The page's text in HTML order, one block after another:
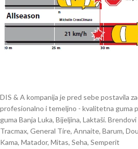
DIS & A kompanija je pred sebe postavila
profesionalno i temeljno - kvalitetna guma
guma Banja Luka, Bijeljina, Laktaši.
Tracmax, General Tire, Annaite, Barum,
Kama, Matador, Mitas, Seha, Semperit